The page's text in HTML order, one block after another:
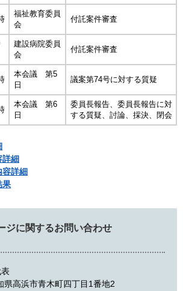
福祉教育委員
会
付託案件審査
建設病院委員
会
付託案件審査
本会議 第5
日
議案第74号に対する質疑
本会議 第6
日
委員長報告、委員長報告に対
する質疑、討論、採決、閉会
詳細
容詳細
果
ジに関するお問い合わせ
県高浜市青木町四丁目1番地2